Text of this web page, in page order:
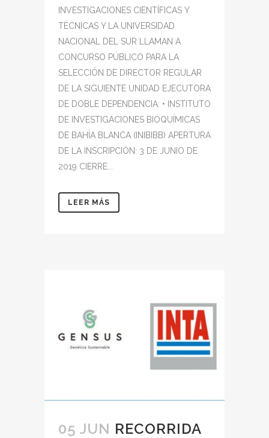
INVESTIGACIONES CIENTÍFICAS Y
TÉCNICAS Y LA UNIVERSIDAD
NACIONAL DEL SUR LLAMAN A
CONCURSO PÚBLICO PARA LA
SELECCIÓN DE DIRECTOR REGULAR
DE LA SIGUIENTE UNIDAD EJECUTORA
DE DOBLE DEPENDENCIA: • INSTITUTO
DE INVESTIGACIONES BIOQUÍMICAS
DE BAHÍA BLANCA (INIBIBB) APERTURA
DE LA INSCRIPCIÓN: 3 DE JUNIO DE
2019 CIERRE...
LEER MÁS
05 JUN RECORRIDA